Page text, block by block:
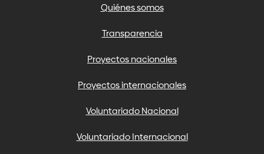
Quiénes somos
Transparencia
Proyectos nacionales
Proyectos internacionales
Voluntariado Nacional
Voluntariado Internacional